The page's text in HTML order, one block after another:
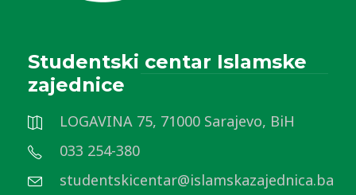
Studentski centar Islamske
zajednice
LOGAVINA 75, 71000 Sarajevo, BiH
033 254-380
studentskicentar@islamskazajednica.ba